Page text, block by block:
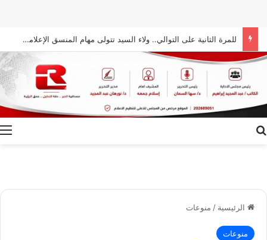
للمرة الثانية على التوالي.. ولاء السيد تتولى مهام المنسق الإعلامي لمهرجان “الأفضل بين الأفضل” في دورته الخامسة
الرئيسية / منوعات
منوعات